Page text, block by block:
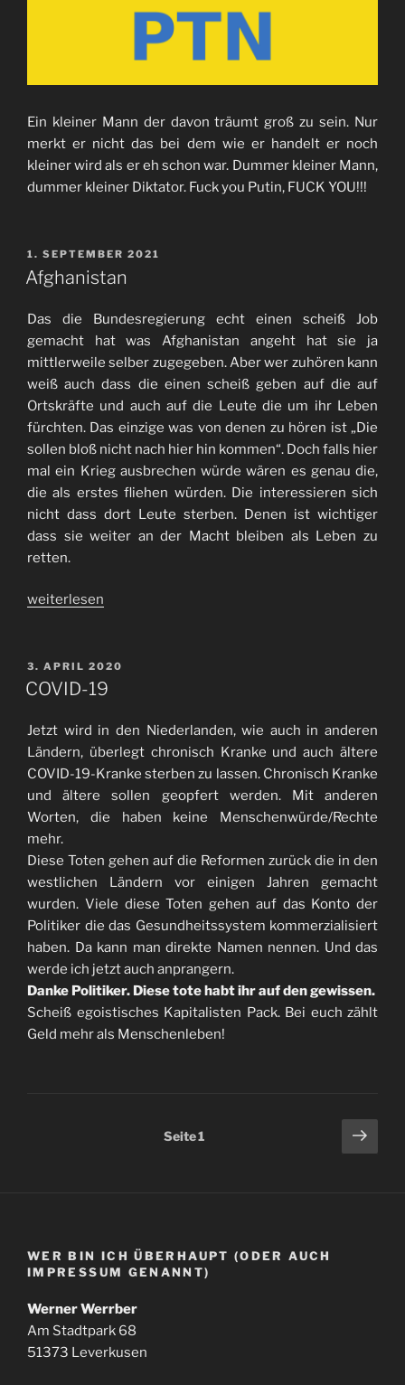
Ein kleiner Mann der davon träumt groß zu sein. Nur
merkt er nicht das bei dem wie er handelt er noch
kleiner wird als er eh schon war. Dummer kleiner Mann,
dummer kleiner Diktator. Fuck you Putin, FUCK YOU!!!
VERÖFFENTLICHT
AM
1. SEPTEMBER 2021
Afghanistan
Das die Bundesregierung echt einen scheiß Job
gemacht hat was Afghanistan angeht hat sie ja
mittlerweile selber zugegeben. Aber wer zuhören kann
weiß auch dass die einen scheiß geben auf die auf
Ortskräfte und auch auf die Leute die um ihr Leben
fürchten. Das einzige was von denen zu hören ist „Die
sollen bloß nicht nach hier hin kommen“. Doch falls hier
mal ein Krieg ausbrechen würde wären es genau die,
die als erstes fliehen würden. Die interessieren sich
nicht dass dort Leute sterben. Denen ist wichtiger
dass sie weiter an der Macht bleiben als Leben zu
retten.
„Afghanistan“
weiterlesen
VERÖFFENTLICHT
AM
3. APRIL 2020
COVID-19
Jetzt wird in den Niederlanden, wie auch in anderen
Ländern, überlegt chronisch Kranke und auch ältere
COVID-19-Kranke sterben zu lassen. Chronisch Kranke
und ältere sollen geopfert werden. Mit anderen
Worten, die haben keine Menschenwürde/Rechte
mehr.
Diese Toten gehen auf die Reformen zurück die in den
westlichen Ländern vor einigen Jahren gemacht
wurden. Viele diese Toten gehen auf das Konto der
Politiker die das Gesundheitssystem kommerzialisiert
haben. Da kann man direkte Namen nennen. Und das
werde ich jetzt auch anprangern.
Danke Politiker. Diese tote habt ihr auf den gewissen.
Scheiß egoistisches Kapitalisten Pack. Bei euch zählt
Geld mehr als Menschenleben!
Seitennummerierung
Seite1
WER BIN ICH ÜBERHAUPT (ODER AUCH
IMPRESSUM GENANNT)
Werner Werrber
Am Stadtpark 68
51373 Leverkusen